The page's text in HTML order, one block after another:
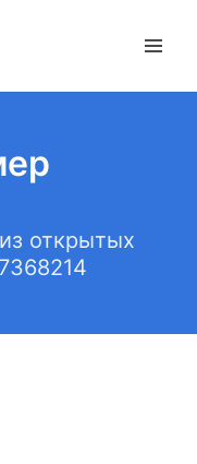
открытых